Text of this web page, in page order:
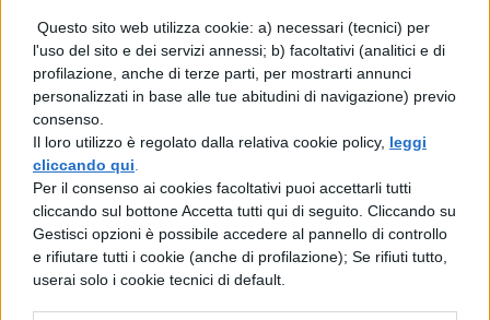
Questo sito web utilizza cookie: a) necessari (tecnici) per
l'uso del sito e dei servizi annessi; b) facoltativi (analitici e di
profilazione, anche di terze parti, per mostrarti annunci
personalizzati in base alle tue abitudini di navigazione) previo
consenso.
Il loro utilizzo è regolato dalla relativa cookie policy, leggi
cliccando qui
Per il consenso ai cookies facoltativi puoi accettarli tutti
cliccando sul bottone Accetta tutti qui di seguito. Cliccando su
Gestisci opzioni è possibile accedere al pannello di controllo
e rifiutare tutti i cookie (anche di profilazione); Se rifiuti tutto,
userai solo i cookie tecnici di default.
Bianca Dimora: elegante B&B vicino al
Museo Archeologico
Relais Santa Croce: camere spaziose
con vista sulla città
Quartiere Marina
Situato ai piedi di Castello, è un quartiere